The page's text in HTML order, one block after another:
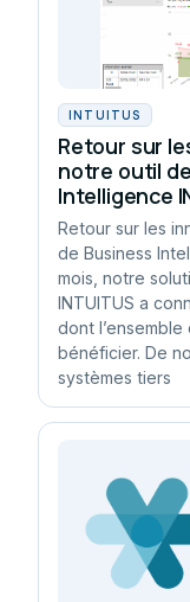
INTUITUS
Retour sur
notre outil
Intelligence
Retour sur les
de Business
mois, notre
INTUITUS a
dont
bénéficier. De
systèmes tiers